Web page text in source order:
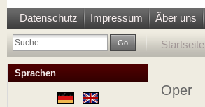
Datenschutz Impressum Ãber uns
Go Startseite
Oper
Sprachen